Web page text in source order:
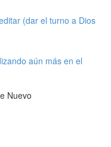
(dar el turno a Dios
aún más en el
Nuevo